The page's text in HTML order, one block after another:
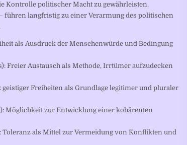
Kontrolle politischer Macht zu gewährleisten.
langfristig zu einer Verarmung des politischen
als Ausdruck der Menschenwürde und Bedingung
Freier Austausch als Methode, Irrtümer aufzudecken
Freiheiten als Grundlage legitimer und pluraler
Möglichkeit zur Entwicklung einer kohärenten
als Mittel zur Vermeidung von Konflikten und